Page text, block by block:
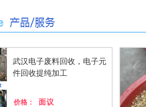
武汉电子废料回收，电子元
件回收提纯加工
价格：
面议